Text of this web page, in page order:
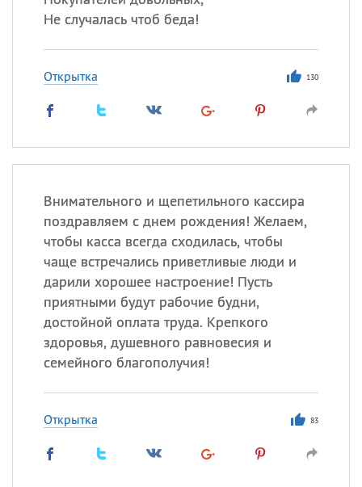
Не случалась чтоб беда!
Открытка 130
Внимательного и щепетильного кассира
поздравляем с днем рождения! Желаем,
чтобы касса всегда сходилась, чтобы
чаще встречались приветливые люди и
дарили хорошее настроение! Пусть
приятными будут рабочие будни,
достойной оплата труда. Крепкого
здоровья, душевного равновесия и
семейного благополучия!
Открытка 83